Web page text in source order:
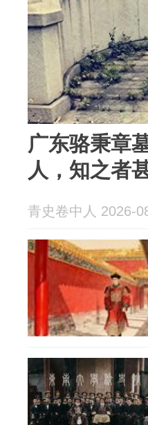
广东骆秉章
人，知之者
青史卷中人 2026-